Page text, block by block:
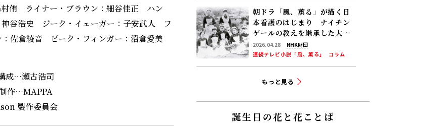
侑 ライナー・ブラウン：細谷佳正 ハン
谷浩史 ジーク・イェーガー：子安武人 フ
佐倉綾音 ピーク・フィンガー：沼倉愛美
成…瀬古浩司
作…MAPPA
製作委員会
朝ドラ「風、薫る」が描く日
本看護のはじまり ナイチン
ゲールの教えを継承した大関
和と看護のこれから――明治から
現代につながる道【後編】
2026.04.28
NHK財団
連続テレビ小説「風、薫る」
コラム
もっと見る
誕生日の花と花ことば